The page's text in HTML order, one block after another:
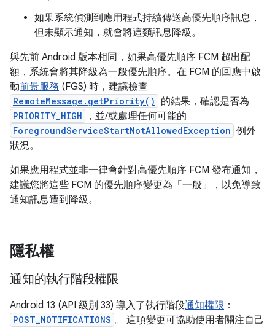
如果系統偵測到應用程式持續傳送高優先順序訊息，
但未顯示通知，就會將這類訊息降級。
與先前 Android 版本相同，如果高優先順序 FCM 超出配
額，系統會將其降級為一般優先順序。在 FCM 的回應中啟
動前景服務 (FGS) 時，建議檢查
RemoteMessage.getPriority() 的結果，確認是否為
PRIORITY_HIGH ，並/或處理任何可能的
ForegroundServiceStartNotAllowedException 例外
狀況。
如果應用程式並非一律會針對高優先順序 FCM 發布通知，
建議您將這些 FCM 的優先順序變更為「一般」
，以免導致
通知訊息遭到降級。
隱私權
通知的執行階段權限
Android 13 (API 級別 33) 導入了執行階段通知權限 ：
POST_NOTIFICATIONS 。 這項變更可協助使用者關注自己